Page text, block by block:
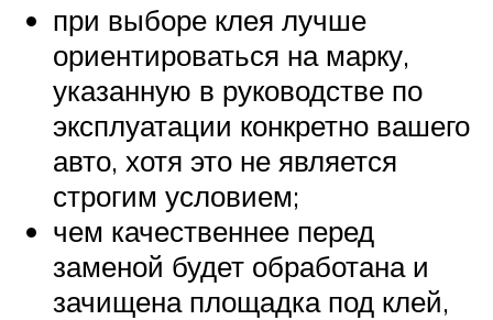
при выборе клея лучше
ориентироваться на марку,
указанную в руководстве по
эксплуатации конкретно вашего
авто, хотя это не является
строгим условием;
чем качественнее перед
заменой будет обработана и
зачищена площадка под клей,